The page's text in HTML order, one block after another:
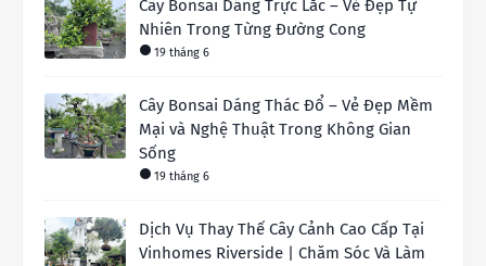
Cây Bonsai Dáng Trực Lắc – Vẻ Đẹp Tự
Nhiên Trong Từng Đường Cong
19 tháng 6
Cây Bonsai Dáng Thác Đổ – Vẻ Đẹp Mềm
Mại và Nghệ Thuật Trong Không Gian
Sống
19 tháng 6
Dịch Vụ Thay Thế Cây Cảnh Cao Cấp Tại
Vinhomes Riverside | Chăm Sóc Và Làm